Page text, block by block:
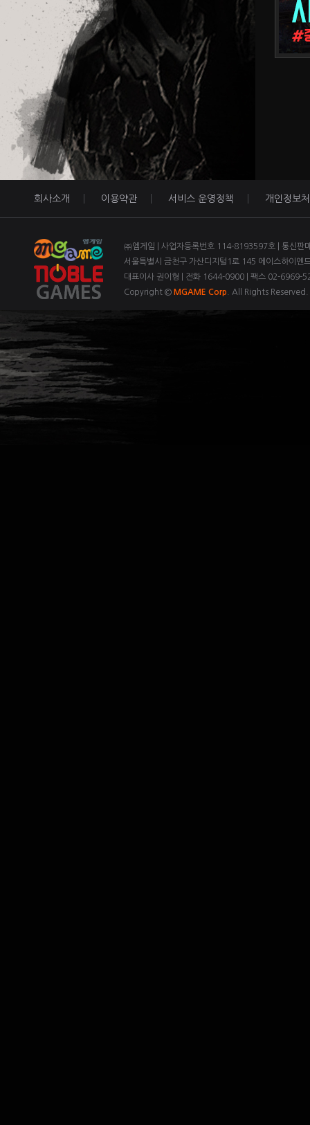
회사소개 이용약관 서비스 운영정책 개인정보
㈜엠게임 | 사업자등록번호 114-8193597호 | 통신판
서울특별시 금천구 가산디지털1로 145 에이스하이엔
대표이사 권이형 | 전화 1644-0900 | 팩스 02-6969-
Copyright © MGAME Corp . All Rights Reserved.